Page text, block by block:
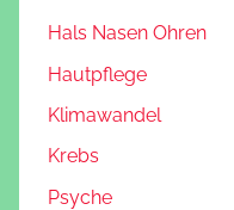
Hals Nasen Ohren
Hautpflege
Klimawandel
Krebs
Psyche